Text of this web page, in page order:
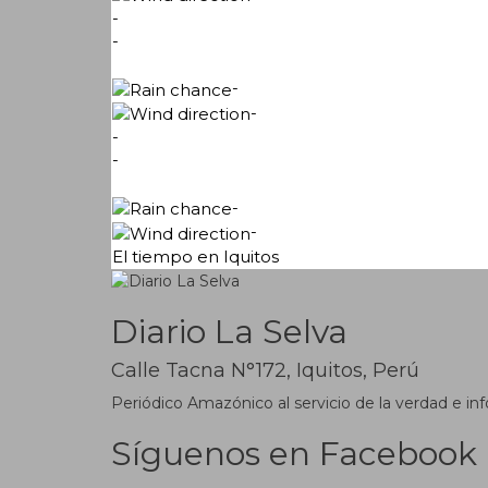
-
-
-
-
-
-
-
-
El tiempo en Iquitos
Diario La Selva
Calle Tacna N°172, Iquitos, Perú
Periódico Amazónico al servicio de la verdad e
Síguenos en Facebook